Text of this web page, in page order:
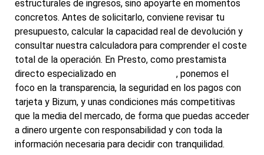
estructurales de ingresos, sino apoyarte en momentos
concretos. Antes de solicitarlo, conviene revisar tu
presupuesto, calcular la capacidad real de devolución y
consultar nuestra calculadora para comprender el coste
total de la operación. En Presto, como prestamista
directo especializado en
, ponemos el
foco en la transparencia, la seguridad en los pagos con
tarjeta y Bizum, y unas condiciones más competitivas
que la media del mercado, de forma que puedas acceder
a dinero urgente con responsabilidad y con toda la
información necesaria para decidir con tranquilidad.